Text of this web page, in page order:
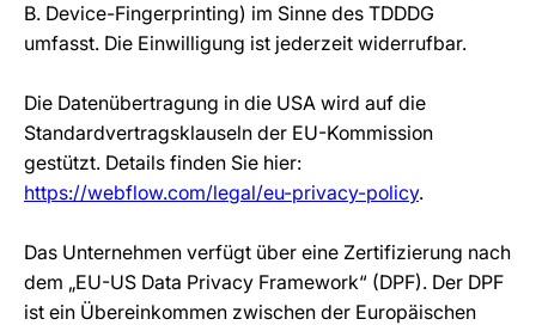
B. Device-Fingerprinting) im Sinne des TDDDG
umfasst. Die Einwilligung ist jederzeit widerrufbar.
Die Datenübertragung in die USA wird auf die
Standardvertragsklauseln der EU-Kommission
gestützt. Details finden Sie hier:
https://webflow.com/legal/eu-privacy-policy.
Das Unternehmen verfügt über eine Zertifizierung nach
dem „EU-US Data Privacy Framework“ (DPF). Der DPF
ist ein Übereinkommen zwischen der Europäischen